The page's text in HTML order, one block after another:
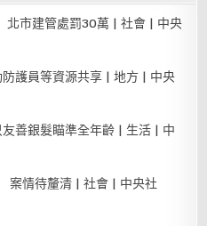
市建管處罰30萬 | 社會 | 中央
護員等資源共享 | 地方 | 中央
善銀髮瞄準全年齡 | 生活 | 中
案情待釐清 | 社會 | 中央社